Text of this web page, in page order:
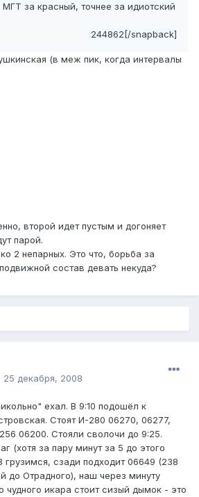
за красный, точнее за идиотский
244862[/snapback]
(в меж пик, когда интервалы
второй идет пустым и догоняет
парой.
2 непарных. Это что, борьба за
состав девать некуда?
25 декабря, 2008
ехал. В 9:10 подошёл к
Стоят И-280 06270, 06277,
06200. Стояли сволочи до 9:25.
(хотя за пару минут за 5 до этого
сзади подходит 06649 (238
до Отрадного), наш через минуту
чудного икара стоит сизый дымок - это